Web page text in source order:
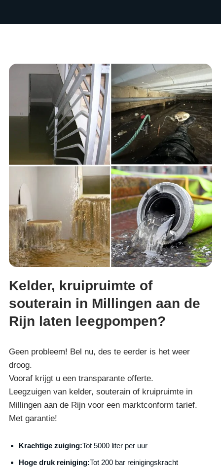
Kelder, kruipruimte of
souterain in Millingen aan de
Rijn laten leegpompen?
Geen probleem! Bel nu, des te eerder is het weer
droog.
Vooraf krijgt u een transparante offerte.
Leegzuigen van kelder, souterain of kruipruimte in
Millingen aan de Rijn voor een marktconform tarief.
Met garantie!
Krachtige zuiging:Tot 5000 liter per uur
Hoge druk reiniging:Tot 200 bar reinigingskracht